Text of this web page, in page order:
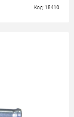
Код: 18410